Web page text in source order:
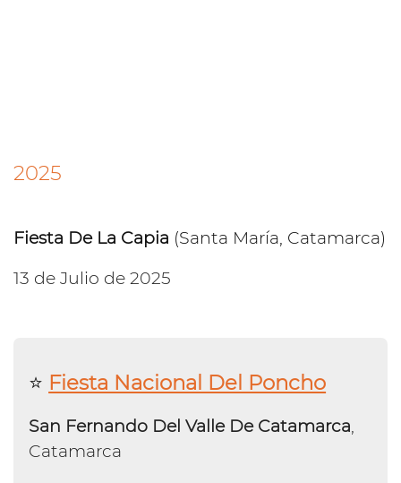
2025
Fiesta De La Capia (Santa María, Catamarca)
13 de Julio de 2025
⭐️ Fiesta Nacional Del Poncho
San Fernando Del Valle De Catamarca,
Catamarca